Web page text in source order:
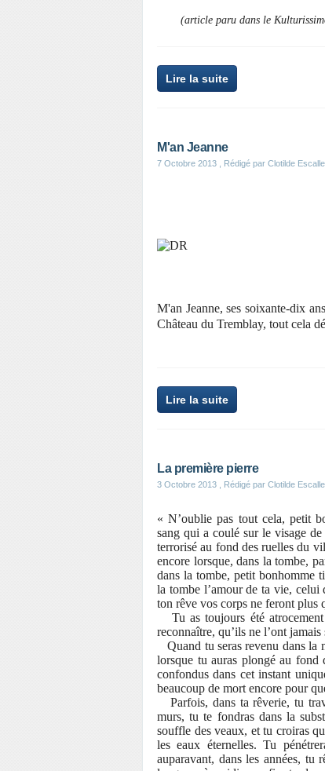
(article paru dans le
Lire la suite
M'an Jeanne
7 Octobre 2013 , Rédigé par Clotilde Escalle
M'an Jeanne, ses soixante-dix
Château du Tremblay, tout cela
Lire la suite
La première pierre
3 Octobre 2013 , Rédigé par Clotilde Escalle
« N’oublie pas tout cela, petit
sang qui a coulé sur le visage
terrorisé au fond des ruelles du
encore lorsque, dans la tombe,
dans la tombe, petit bonhomme
la tombe l’amour de ta vie, celui
ton rêve vos corps ne feront plus
Tu as toujours été
reconnaître, qu’ils ne l’ont jamais
Quand tu seras revenu dans la
lorsque tu auras plongé au fond
confondus dans cet instant
beaucoup de mort encore pour
Parfois, dans ta rêverie, tu
murs, tu te fondras dans la
souffle des veaux, et tu croiras
les eaux éternelles. Tu
auparavant, dans les années, tu